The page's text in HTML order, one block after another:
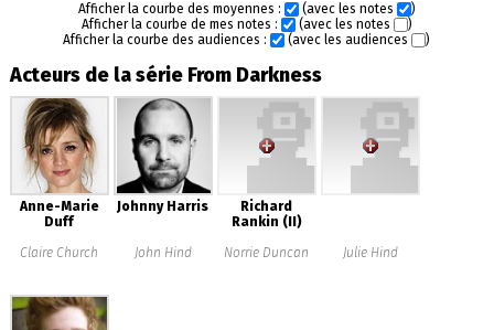
Afficher la courbe des moyennes : (avec les notes
)
Afficher la courbe de mes notes :
(avec les notes
)
Afficher la courbe des audiences :
(avec les audiences )
Acteurs de la série From Darkness
Anne-Marie
Duff
Claire Church
Johnny Harris
John Hind
Richard
Rankin (II)
Norrie Duncan
Julie Hind